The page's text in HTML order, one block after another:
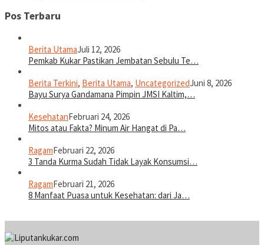
Pos Terbaru
Berita UtamaJuli 12, 2026
Pemkab Kukar Pastikan Jembatan Sebulu Te…
Berita Terkini, Berita Utama, UncategorizedJuni 8, 2026
Bayu Surya Gandamana Pimpin JMSI Kaltim,…
KesehatanFebruari 24, 2026
Mitos atau Fakta? Minum Air Hangat di Pa…
RagamFebruari 22, 2026
3 Tanda Kurma Sudah Tidak Layak Konsumsi…
RagamFebruari 21, 2026
8 Manfaat Puasa untuk Kesehatan: dari Ja…